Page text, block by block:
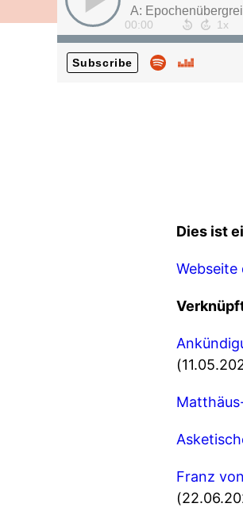
A:
00:00
Subscribe
Dies ist
Franz